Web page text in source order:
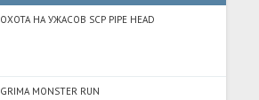
ОХОТА НА УЖАСОВ SCP PIPE HEAD
GRIMA MONSTER RUN